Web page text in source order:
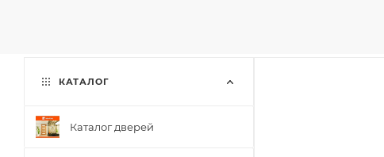
КАТАЛОГ
Каталог дверей